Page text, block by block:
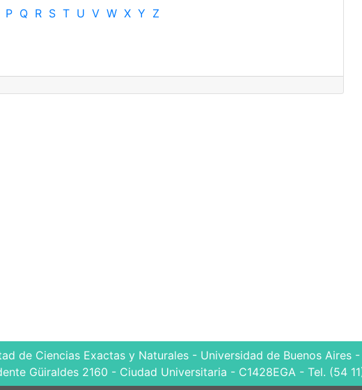
P Q R S T U V W X Y Z
de Ciencias Exactas y Naturales - Universidad de Buenos Aires
Güiraldes 2160 - Ciudad Universitaria - C1428EGA - Tel. (54